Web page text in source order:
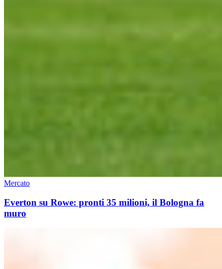
Mercato
Everton su Rowe: pronti 35 milioni, il Bologna fa
muro